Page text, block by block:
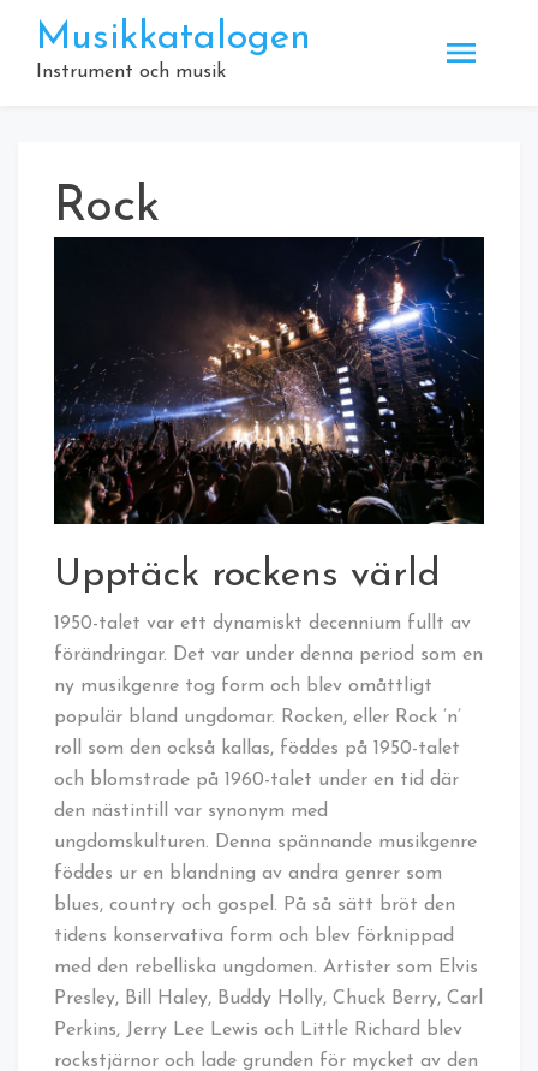
innehåll
Musikkatalogen
Instrument och musik
Rock
Upptäck rockens värld
1950-talet var ett dynamiskt decennium fullt av
förändringar. Det var under denna period som en
ny musikgenre tog form och blev omåttligt
populär bland ungdomar. Rocken, eller Rock ’n’
roll som den också kallas, föddes på 1950-talet
och blomstrade på 1960-talet under en tid där
den nästintill var synonym med
ungdomskulturen. Denna spännande musikgenre
föddes ur en blandning av andra genrer som
blues, country och gospel. På så sätt bröt den
tidens konservativa form och blev förknippad
med den rebelliska ungdomen. Artister som Elvis
Presley, Bill Haley, Buddy Holly, Chuck Berry, Carl
Perkins, Jerry Lee Lewis och Little Richard blev
rockstjärnor och lade grunden för mycket av den